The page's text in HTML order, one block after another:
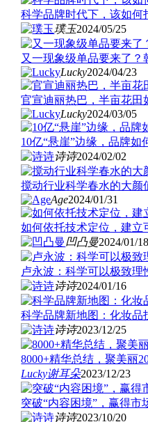
科学品牌时代下，该如何
璞玉2024/05/25
又一现象级单品要来了？
Lucky2024/04/23
官宣迪丽热巴，半亩花田
Lucky2024/03/05
10亿“悬崖”边缘，品牌如
诗诗2024/02/02
搅动行业科学春水的大颜
Age2024/01/31
如何依托技术定位，建立
凹凸曼2024/01/18
卢永波：科学可以极致理
诗诗2024/01/16
科学品牌新地图：化妆品
诗诗2023/12/25
8000+精华总结，聚美丽
Lucky谢耳朵2023/12/23
突破“内容困境”，赢得市
诗诗2023/10/20